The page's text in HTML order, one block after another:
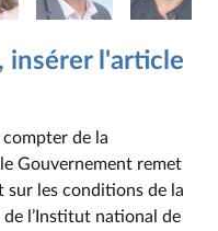
insérer l'article
de la
Gouvernement remet
les conditions de la
l’Institut national de